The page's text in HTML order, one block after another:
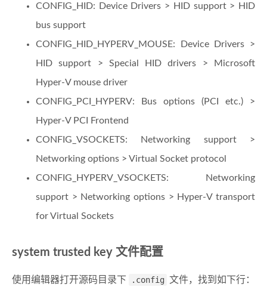
CONFIG_HID: Device Drivers > HID support > HID
bus support
CONFIG_HID_HYPERV_MOUSE: Device Drivers >
HID support > Special HID drivers > Microsoft
Hyper-V mouse driver
CONFIG_PCI_HYPERV: Bus options (PCI etc.) >
Hyper-V PCI Frontend
CONFIG_VSOCKETS: Networking support >
Networking options > Virtual Socket protocol
CONFIG_HYPERV_VSOCKETS: Networking
support > Networking options > Hyper-V transport
for Virtual Sockets
system trusted key 文件配置
使用编辑器打开源码目录下 .config 文件，找到如下行：